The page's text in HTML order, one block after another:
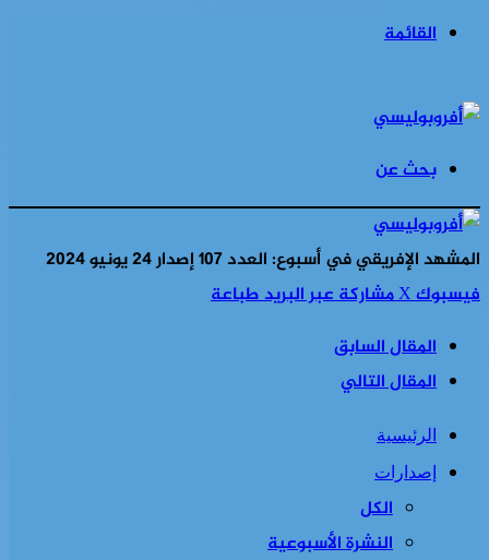
القائمة
بحث عن
المشهد الإفريقي في أسبوع: العدد 107 إصدار 24 يونيو 2024
فيسبوك‫Xمشاركة عبر البريدطباعة
المقال السابق
المقال التالي
الرئيسية
إصدارات
الكل
النشرة الأسبوعية